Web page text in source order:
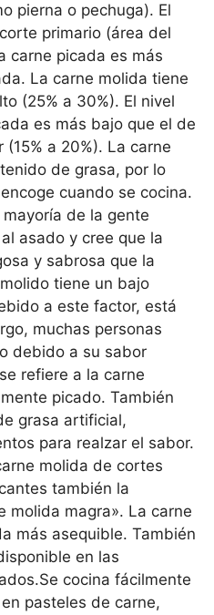
pierna o pechuga). El
primario (área del
carne picada es más
La carne molida tiene
(25% a 30%). El nivel
es más bajo que el de
a 20%). La carne
de grasa, por lo
cuando se cocina.
de la gente
asado y cree que la
y sabrosa que la
tiene un bajo
a este factor, está
muchas personas
debido a su sabor
refiere a la carne
picado. También
grasa artificial,
para realzar el sabor.
molida de cortes
también la
molida magra». La carne
más asequible. También
en las
cocina fácilmente
pasteles de carne,